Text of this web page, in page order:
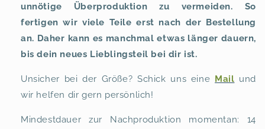
unnötige Überproduktion zu vermeiden. So
fertigen wir viele Teile erst nach der Bestellung
an. Daher kann es manchmal etwas länger dauern,
bis dein neues Lieblingsteil bei dir ist.
Unsicher bei der Größe? Schick uns eine Mail und
wir helfen dir gern persönlich!
Mindestdauer zur Nachproduktion momentan: 14